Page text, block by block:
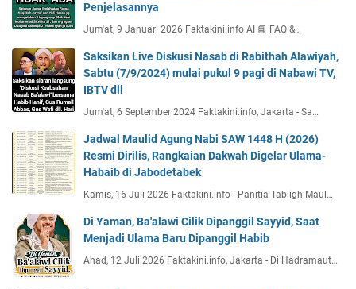
Penjelasannya
Jum'at, 9 Januari 2026 Faktakini.info AI 📘 FAQ &…
Saksikan Live Diskusi Nasab di Rabithah Alawiyah,
Sabtu (7/9/2024) mulai pukul 9 pagi di Nabawi TV,
IBTV dll
Jum'at, 6 September 2024 Faktakini.info, Jakarta - Sa…
Jadwal Maulid Agung Nabi SAW 1448 H (2026)
Resmi Dirilis, Rangkaian Dakwah Digelar Ulama-
Habaib di Jabodetabek
Kamis, 16 Juli 2026 Faktakini.info - Panitia Tabligh Maul…
Di Yaman, Ba'alawi Cilik Dipanggil Sayyid, Saat
Menjadi Ulama Baru Dipanggil Habib
Ahad, 12 Juli 2026 Faktakini.info, Jakarta - Di Hadramaut…